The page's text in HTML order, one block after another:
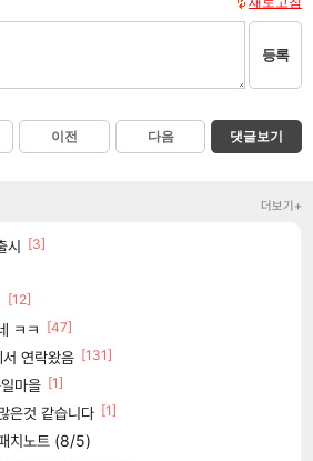
등록
이전 다음 댓글보기
더보기+
시 [3]
[12]
ㅋㅋ [47]
연락왔음 [131]
마을 [1]
은것 같습니다 [1]
치노트 (8/5)